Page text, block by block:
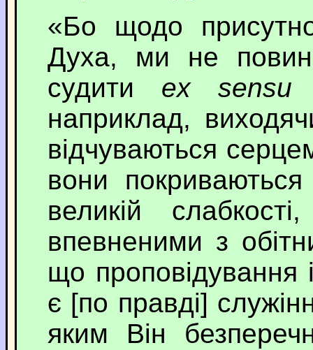
«Бо щодо
Духа, ми не
судити ex sensu
наприклад,
відчуваються
вони покриваються
великій
впевненими з
що проповідування
є [по правді]
яким Він